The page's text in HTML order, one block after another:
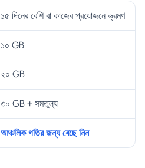
১৫ দিনের বেশি বা কাজের প্রয়োজনে ভ্রমণ
১০ GB
২০ GB
৩০ GB + সমতুল্য
আঞ্চলিক গতির জন্য বেছে নিন